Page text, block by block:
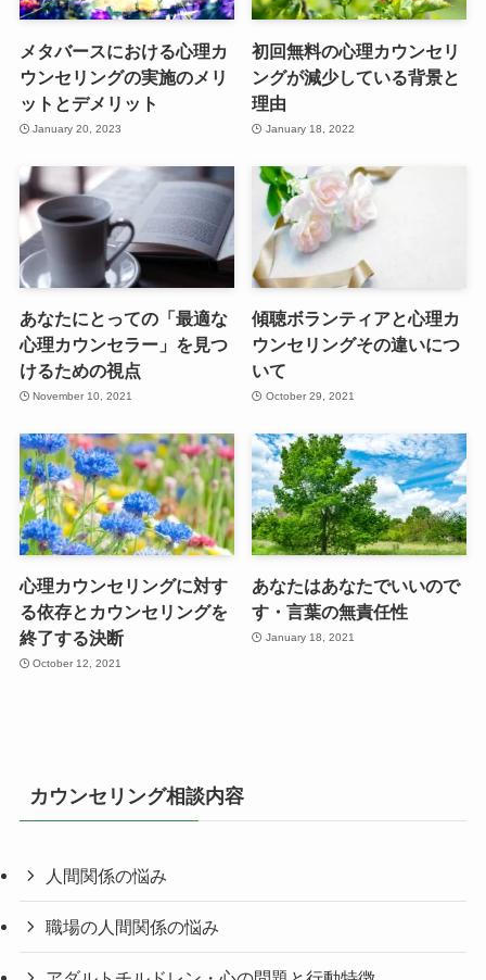
メタバースにおける心理カ
ウンセリングの実施のメリ
ットとデメリット
January 20, 2023
初回無料の心理カウンセリ
ングが減少している背景と
理由
January 18, 2022
あなたにとっての「最適な
心理カウンセラー」を見つ
けるための視点
November 10, 2021
傾聴ボランティアと心理カ
ウンセリングその違いにつ
いて
October 29, 2021
心理カウンセリングに対す
る依存とカウンセリングを
終了する決断
October 12, 2021
あなたはあなたでいいので
す・言葉の無責任性
January 18, 2021
カウンセリング相談内容
人間関係の悩み
職場の人間関係の悩み